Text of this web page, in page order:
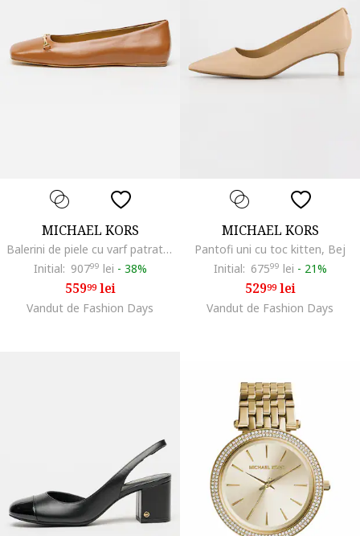
MICHAEL KORS
Balerini de piele cu varf patrat, Maro scortisoara
Initial: 90799 lei - 38%
55999lei
Vandut de Fashion Days
MICHAEL KORS
Pantofi uni cu toc kitten, Bej
Initial: 67599 lei - 21%
52999lei
Vandut de Fashion Days